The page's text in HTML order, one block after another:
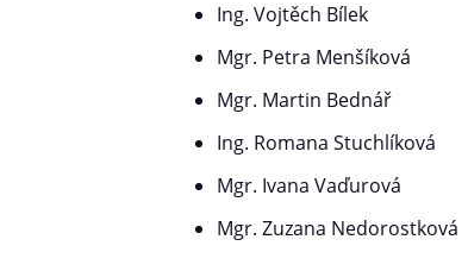
Ing. Vojtěch Bílek
Mgr. Petra Menšíková
Mgr. Martin Bednář
Ing. Romana Stuchlíková
Mgr. Ivana Vaďurová
Mgr. Zuzana Nedorostková